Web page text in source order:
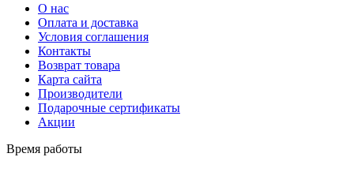
О нас
Оплата и доставка
Условия соглашения
Контакты
Возврат товара
Карта сайта
Производители
Подарочные сертификаты
Акции
Время работы